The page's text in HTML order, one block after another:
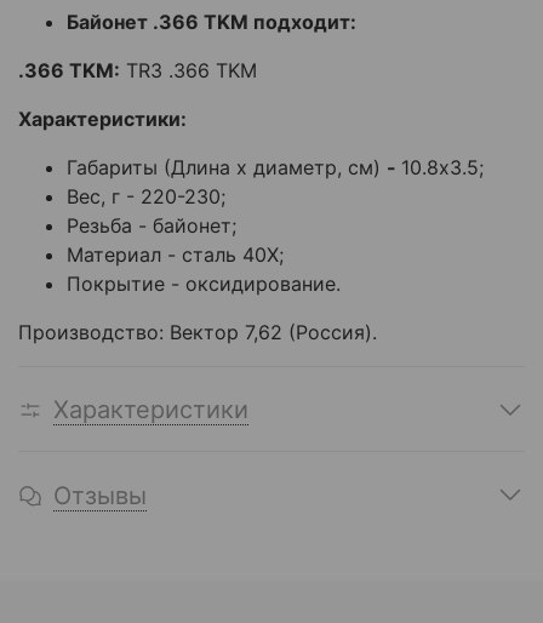
Байонет .366 TKM подходит:
.366 TKM: TR3 .366 TKM
Характеристики:
Габариты (Длина х диаметр, см) - 10.8х3.5;
Вес, г - 220-230;
Резьба - байонет;
Материал - сталь 40Х;
Покрытие - оксидирование.
Производство: Вектор 7,62 (Россия).
Характеристики
Отзывы